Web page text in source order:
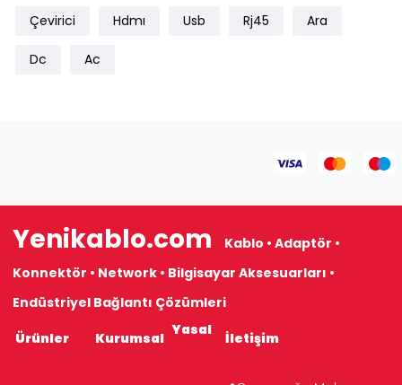
Çevirici Hdmı Usb Rj45 Ara
Dc Ac
Yenikablo.com
Kablo • Adaptör •
Konnektör • Network • Bilgisayar Aksesuarları •
Endüstriyel Bağlantı Çözümleri
Ürünler
Kurumsal Yasal İletişim